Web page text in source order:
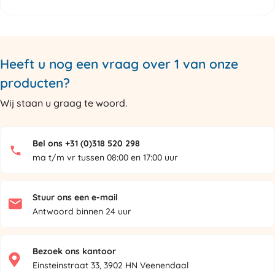
Heeft u nog een vraag over 1 van onze
producten?
Wij staan u graag te woord.
Bel ons +31 (0)318 520 298
ma t/m vr tussen 08:00 en 17:00 uur
Stuur ons een e-mail
Antwoord binnen 24 uur
Bezoek ons kantoor
Einsteinstraat 33, 3902 HN Veenendaal